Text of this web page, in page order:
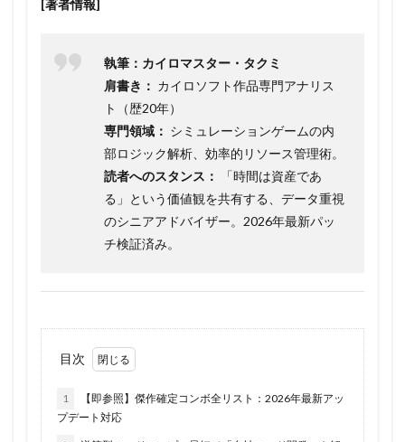
[著者情報]
執筆：カイロマスター・タクミ
肩書き： カイロソフト作品専門アナリス
ト（歴20年）
専門領域： シミュレーションゲームの内
部ロジック解析、効率的リソース管理術。
読者へのスタンス：
「時間は資産であ
る」という価値観を共有する、データ重視
のシニアアドバイザー。2026年最新パッ
チ検証済み。
目次
1
【即参照】傑作確定コンボ全リスト：2026年最新アッ
プデート対応